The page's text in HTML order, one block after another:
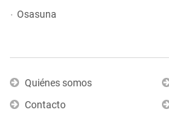
Osasuna
Quiénes somos
Contacto